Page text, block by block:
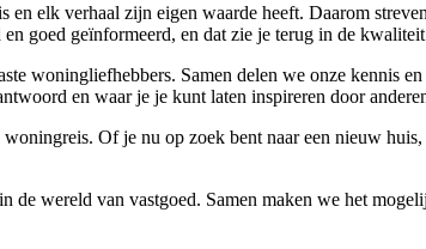
elk verhaal zijn eigen waarde heeft. Daarom
goed geïnformeerd, en dat zie je terug in de
woningliefhebbers. Samen delen we onze kennis
en waar je je kunt laten inspireren door
Of je nu op zoek bent naar een nieuw
wereld van vastgoed. Samen maken we het